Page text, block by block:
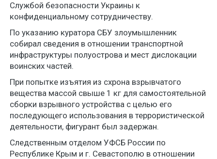
Службой безопасности Украины к
конфиденциальному сотрудничеству.
По указанию куратора СБУ злоумышленник
собирал сведения в отношении транспортной
инфраструктуры полуострова и мест дислокации
воинских частей.
При попытке изъятия из схрона взрывчатого
вещества массой свыше 1 кг для самостоятельной
сборки взрывного устройства с целью его
последующего использования в террористической
деятельности, фигурант был задержан.
Следственным отделом УФСБ России по
Республике Крым и г. Севастополю в отношении